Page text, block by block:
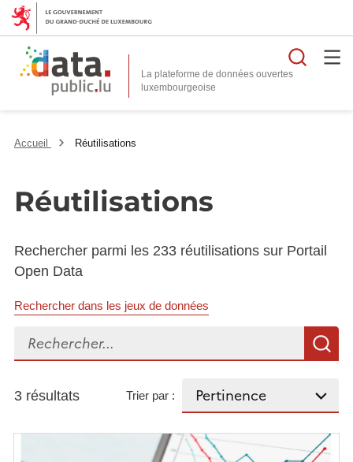
La plateforme de données ouvertes
Accueil Réutilisations
Réutilisations
Rechercher parmi les 233 réutilisations sur Portail
Open Data
Rechercher dans les jeux de données
Rechercher...
3 résultats Trier par :